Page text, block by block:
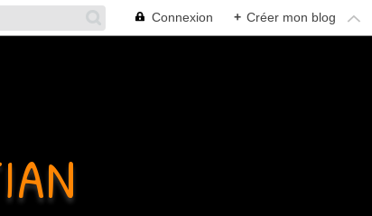
Connexion + Créer mon blog